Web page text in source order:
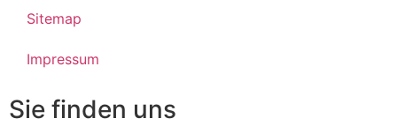
Sitemap
Impressum
Sie finden uns